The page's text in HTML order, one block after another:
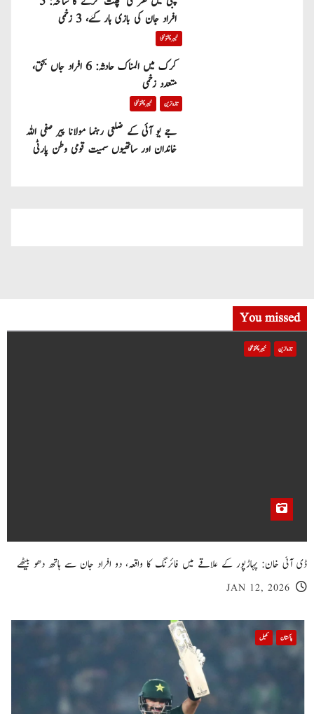
افراد جان کی بازی ہار گئے، 3 زخمی
خیبر پختونخوا
کرک میں المناک حادثہ: 6 افراد جاں بحق،
متعدد زخمی
تازہ ترین خیبر پختونخوا
جے یو آئی کے ضلعی رہنما مولانا پیر صفی اللہ
خاندان اور ساتھیوں سمیت قومی وطن پارٹی
You missed
تازہ ترین خیبر پختونخوا
ڈی آئی خان: پہاڑپور کے علاقے میں فائرنگ کا واقعہ، دو افراد جان سے ہاتھ دھو بیٹھے
JAN 12, 2026
پاکستان کھیل